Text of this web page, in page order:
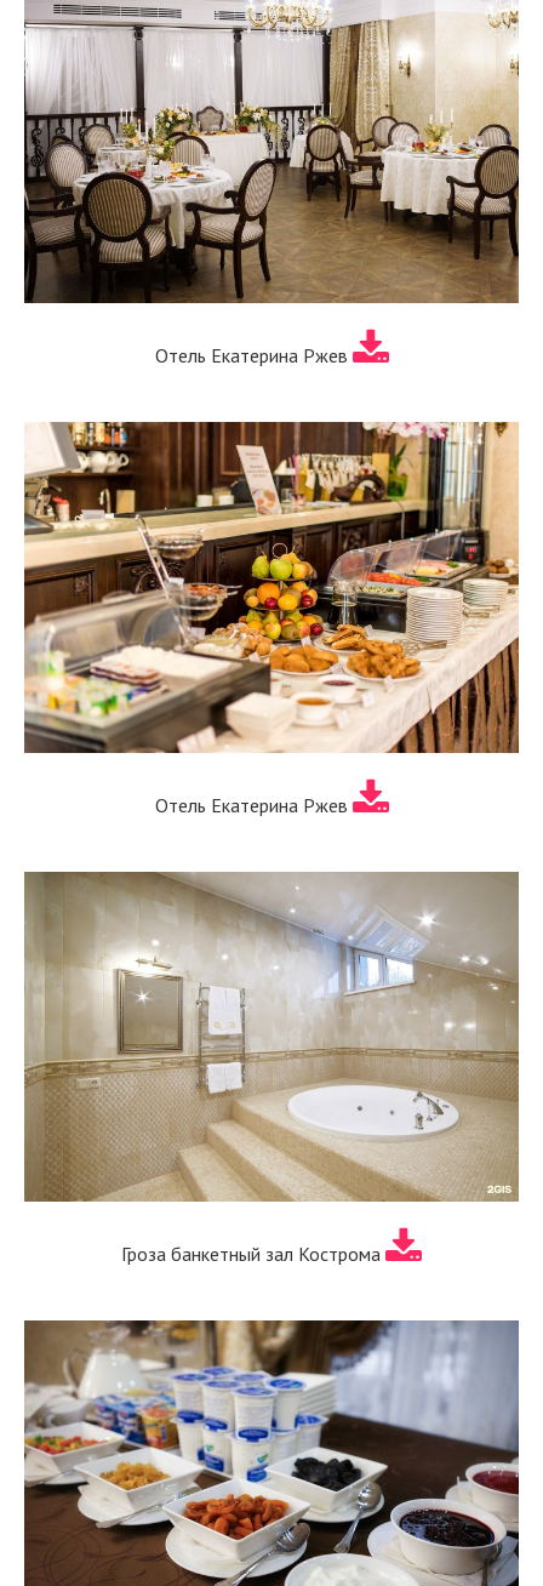
Отель Екатерина Ржев
Отель Екатерина Ржев
Гроза банкетный зал Кострома